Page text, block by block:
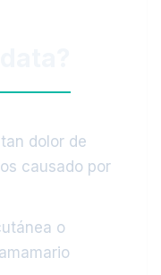
dolor de
causado por
o